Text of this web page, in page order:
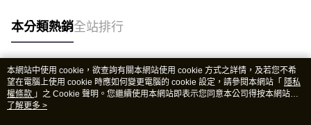
本分類熱銷全站排行
熱門標籤
本網站中使用 cookie，欲查詢有關本網站使用 cookie 方式之詳情，及若您不希
望在電腦上使用 cookie 時應如何變更電腦的 cookie 設定，請參閱本網站「 隱私
權條款 」之 Cookie 聲明。您繼續使用本網站即表示您同意本公司得按本網站使
用條款之 Cookie 聲明使用 cookie。
了解更多 >